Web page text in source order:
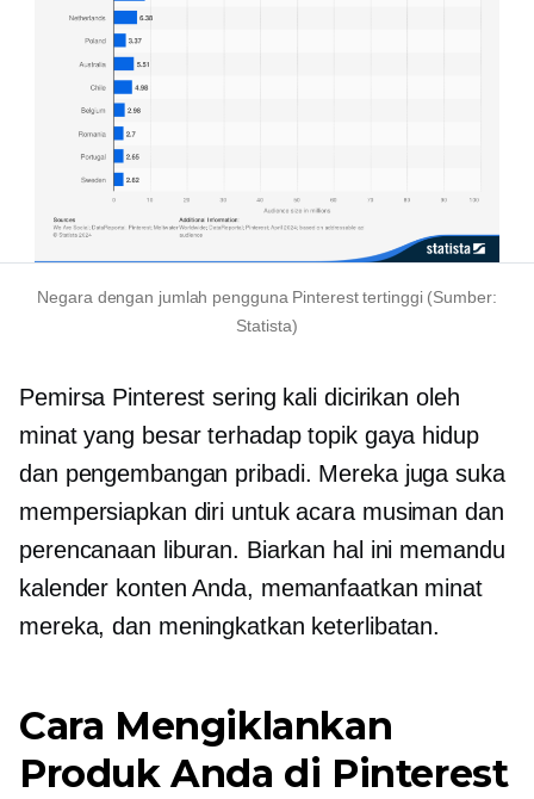
Negara dengan jumlah pengguna Pinterest tertinggi (Sumber:
Statista)
Pemirsa Pinterest sering kali dicirikan oleh
minat yang besar terhadap topik gaya hidup
dan pengembangan pribadi. Mereka juga suka
mempersiapkan diri untuk acara musiman dan
perencanaan liburan. Biarkan hal ini memandu
kalender konten Anda, memanfaatkan minat
mereka, dan meningkatkan keterlibatan.
Cara Mengiklankan
Produk Anda di Pinterest